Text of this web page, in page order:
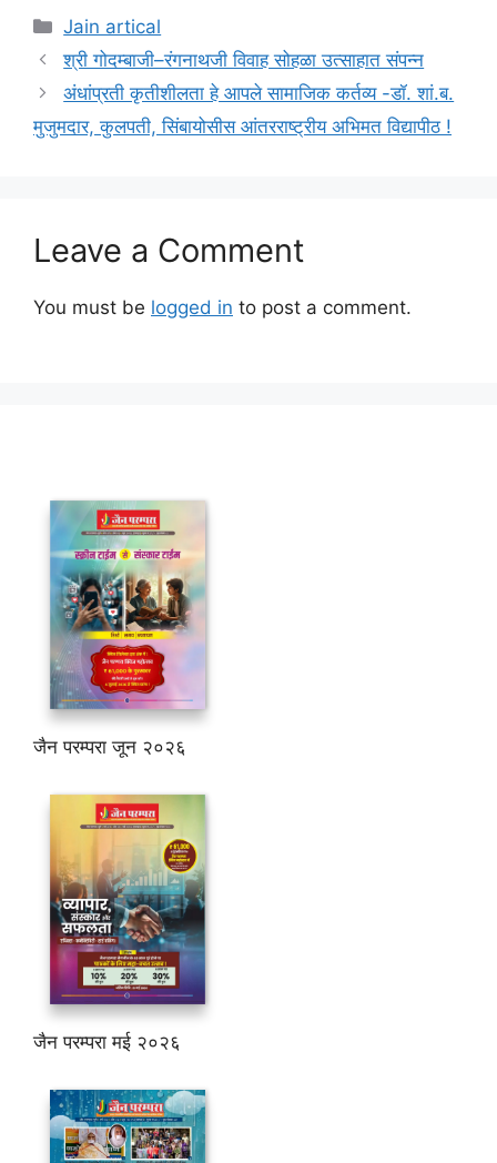
Categories
Jain artical
श्री गोदम्बाजी–रंगनाथजी विवाह सोहळा उत्साहात संपन्न
अंधांप्रती कृतीशीलता हे आपले सामाजिक कर्तव्य -डॉ. शां.ब.
मुजुमदार, कुलपती, सिंबायोसीस आंतरराष्ट्रीय अभिमत विद्यापीठ !
Leave a Comment
You must be logged in to post a comment.
जैन परम्परा जून २०२६
जैन परम्परा मई २०२६